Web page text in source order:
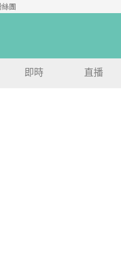
絲團
即時 直播